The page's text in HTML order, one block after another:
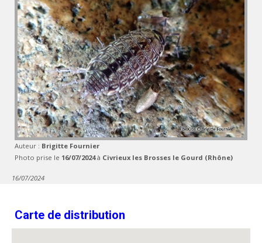
Auteur : Brigitte Fournier
Photo prise le 16/07/2024à Civrieux les Brosses le Gourd (Rhône)
16/07/2024
Carte de distribution